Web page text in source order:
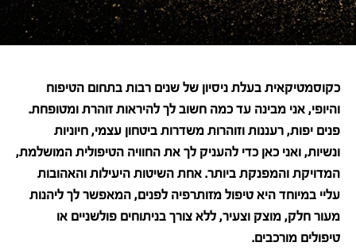
כקוסמטיקאית בעלת ניסיון של שנים רבות בתחום הטיפוח
והיופי, אני מבינה עד כמה חשוב לך להיראות זוהרת ומטופחת.
פנים יפות, רעננות וזוהרות משדרות ביטחון עצמי, חיוניות
ונשיות, ואני כאן כדי להעניק לך את החוויה הטיפולית המושלמת,
המדויקת והמפנקת ביותר. אחת השיטות היעילות והאהובות
עליי במיוחד היא טיפול מזותרפיה לפנים, המאפשר לך ליהנות
מעור חלק, מוצק וצעיר, ללא צורך בניתוחים פולשניים או
טיפולים מורכבים.